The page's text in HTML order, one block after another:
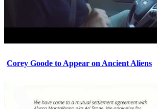
Corey Goode to Appear on Ancient Aliens